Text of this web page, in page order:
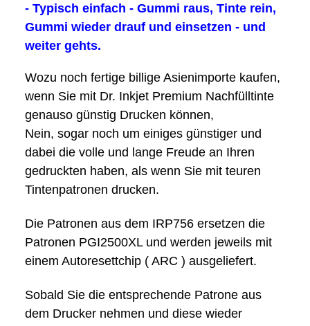
- Typisch einfach - Gummi raus, Tinte rein,
Gummi wieder drauf und einsetzen - und
weiter gehts.
Wozu noch fertige billige Asienimporte kaufen,
wenn Sie mit Dr. Inkjet Premium Nachfülltinte
genauso günstig Drucken können,
Nein, sogar noch um einiges günstiger und
dabei die volle und lange Freude an Ihren
gedruckten haben, als wenn Sie mit teuren
Tintenpatronen drucken.
Die Patronen aus dem IRP756 ersetzen die
Patronen PGI2500XL und werden jeweils mit
einem Autoresettchip ( ARC ) ausgeliefert.
Sobald Sie die entsprechende Patrone aus
dem Drucker nehmen und diese wieder